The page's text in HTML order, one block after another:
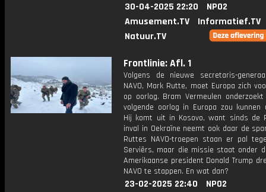
30-04-2025 22:20
NPO2
Amusement.TV
Informatief.TV
Natuur.TV
Frontlinie: Afl. 1
Volgens de nieuwe secretaris-
NAVO, Mark Rutte, moet Europa zich
op oorlog. Bram Vermeulen
volgende oorlog in Europa zou kunnen
Hij komt uit in Kosovo, want sinds de
inval in Oekraïne neemt ook daar de
Ruttes NAVO-troepen staan er pal
Serviërs, maar die missie staat onder
Amerikaanse president Donald Trump
NAVO te stappen. En wat dan?
23-02-2025 22:40
NPO2